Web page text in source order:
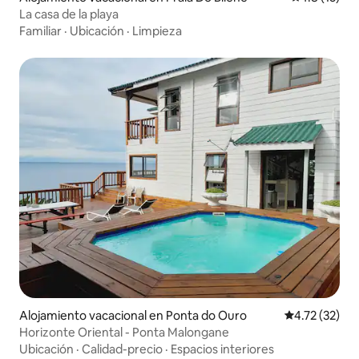
La casa de la playa
Familiar · Ubicación · Limpieza
Alojamiento vacacional en Ponta do Ouro Calificación
4.72 (32)
Horizonte Oriental - Ponta Malongane
Ubicación · Calidad-precio · Espacios interiores